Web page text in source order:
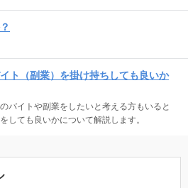
ト（副業）を掛け持ちしても良いか
バイトや副業をしたいと考える方もいると
しても良いかについて解説します。